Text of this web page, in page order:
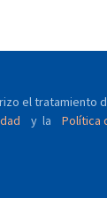
​​el tratamiento
y la Política